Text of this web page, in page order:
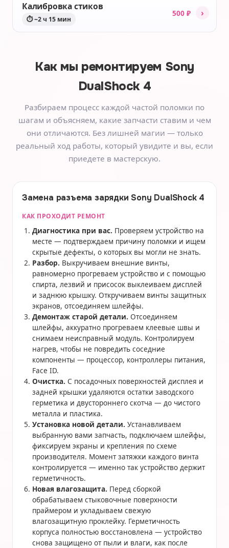
Калибровка стиков
⏱ ~2 ч 15 мин
500 ₽ ›
Как мы ремонтируем Sony
DualShock 4
Разбираем процесс каждой частой поломки по
шагам и объясняем, какие запчасти ставим и чем
они отличаются. Без лишней магии — только
реальный ход работы, который увидите и вы, если
приедете в мастерскую.
Замена разъема зарядки Sony DualShock 4
КАК ПРОХОДИТ РЕМОНТ
Диагностика при вас. Проверяем устройство на
месте — подтверждаем причину поломки и ищем
скрытые дефекты, о которых вы могли не знать.
Разбор. Выкручиваем внешние винты,
равномерно прогреваем устройство и с помощью
спирта, лезвий и присосок выклеиваем дисплей
и заднюю крышку. Откручиваем винты защитных
экранов, отсоединяем шлейфы.
Демонтаж старой детали. Отсоединяем
шлейфы, аккуратно прогреваем клеевые швы и
снимаем неисправный модуль. Контролируем
нагрев, чтобы не повредить соседние
компоненты — процессор, контроллеры питания,
Face ID.
Очистка. С посадочных поверхностей дисплея и
задней крышки удаляются остатки заводского
герметика и двустороннего скотча — до чистого
металла и пластика.
Установка новой детали. Устанавливаем
выбранную вами запчасть, подключаем шлейфы,
фиксируем экраны и крепления по схеме
производителя. Момент затяжки каждого винта
контролируется — именно так устройство держит
герметичность.
Новая влагозащита. Перед сборкой
обрабатываем стыковочные поверхности
праймером и укладываем свежую
влагозащитную проклейку. Герметичность
корпуса полностью восстановлена — устройство
снова защищено от пыли и влаги, как после